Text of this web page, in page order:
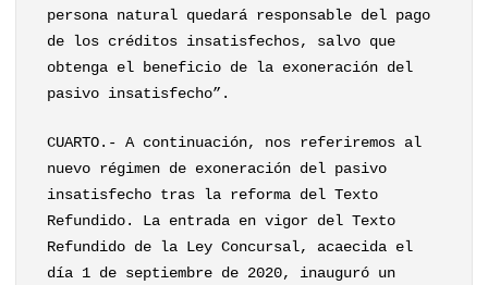
persona natural quedará responsable del pago
de los créditos insatisfechos, salvo que
obtenga el beneficio de la exoneración del
pasivo insatisfecho”.
CUARTO.- A continuación, nos referiremos al
nuevo régimen de exoneración del pasivo
insatisfecho tras la reforma del Texto
Refundido. La entrada en vigor del Texto
Refundido de la Ley Concursal, acaecida el
día 1 de septiembre de 2020, inauguró un